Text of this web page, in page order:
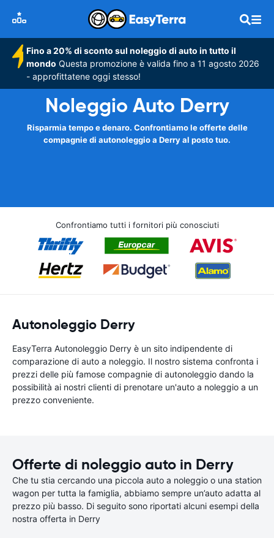
Fino a 20% di sconto sul noleggio di auto in tutto il
mondo Questa promozione è valida fino a 11 agosto 2026
- approfittatene oggi stesso!
Noleggio Auto Derry
Risparmia tempo e denaro. Confrontiamo le offerte delle
compagnie di autonoleggio a Derry al posto tuo.
Confrontiamo tutti i fornitori più conosciuti
Autonoleggio Derry
EasyTerra Autonoleggio Derry è un sito indipendente di
comparazione di auto a noleggio. Il nostro sistema confronta i
prezzi delle più famose compagnie di autonoleggio dando la
possibilità ai nostri clienti di prenotare un'auto a noleggio a un
prezzo conveniente.
Offerte di noleggio auto in Derry
Che tu stia cercando una piccola auto a noleggio o una station
wagon per tutta la famiglia, abbiamo sempre un’auto adatta al
prezzo più basso. Di seguito sono riportati alcuni esempi della
nostra offerta in Derry